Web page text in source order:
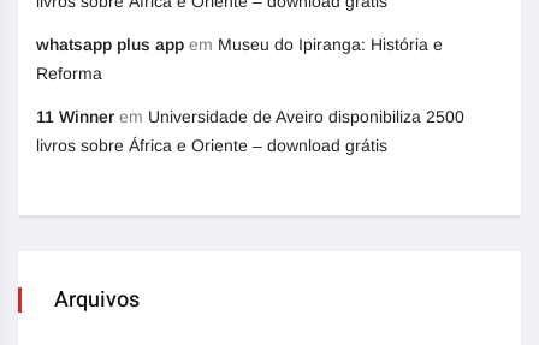
whatsapp plus app em Museu do Ipiranga: História e
Reforma
11 Winner em Universidade de Aveiro disponibiliza 2500
livros sobre África e Oriente – download grátis
Arquivos